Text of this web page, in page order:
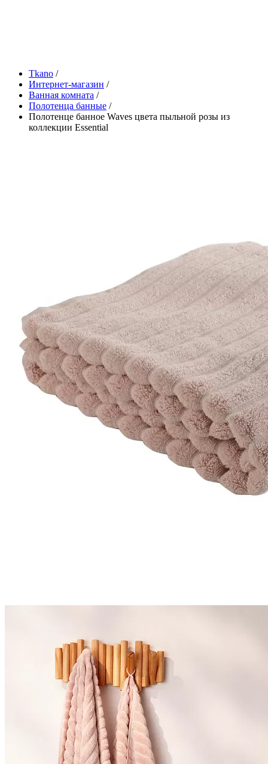
Tkano /
Интернет-магазин /
Ванная комната /
Полотенца банные /
Полотенце банное Waves цвета пыльной розы из
коллекции Essential